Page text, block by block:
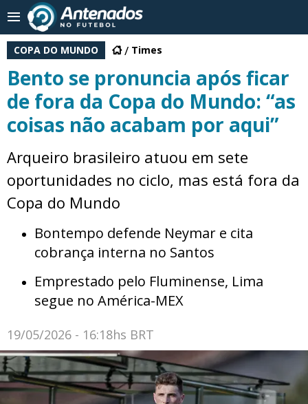
COPA DO MUNDO Times
Bento se pronuncia após ficar
de fora da Copa do Mundo: “as
coisas não acabam por aqui”
Arqueiro brasileiro atuou em sete
oportunidades no ciclo, mas está fora da
Copa do Mundo
Bontempo defende Neymar e cita
cobrança interna no Santos
Emprestado pelo Fluminense, Lima
segue no América-MEX
19/05/2026 - 16:18hs BRT